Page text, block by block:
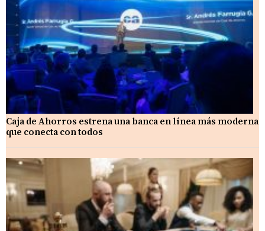
Caja de Ahorros estrena una banca en línea más moderna
que conecta con todos